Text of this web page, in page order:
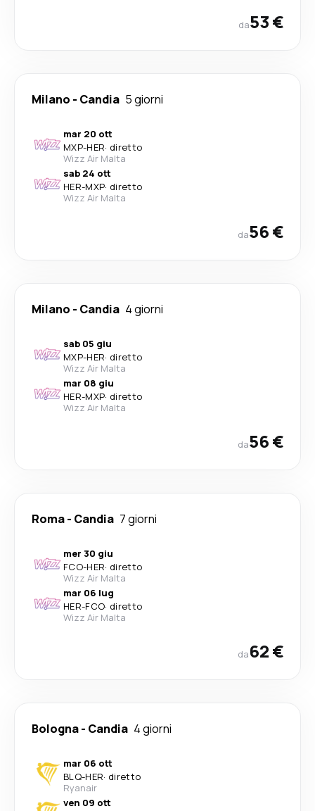
da53 €
Milano - Candia 5 giorni
mar 20 ott
MXP-HER· diretto
Wizz Air Malta
sab 24 ott
HER-MXP· diretto
Wizz Air Malta
da56 €
Milano - Candia 4 giorni
sab 05 giu
MXP-HER· diretto
Wizz Air Malta
mar 08 giu
HER-MXP· diretto
Wizz Air Malta
da56 €
Roma- Candia 7 giorni
mer 30 giu
FCO-HER· diretto
Wizz Air Malta
mar 06 lug
HER-FCO· diretto
Wizz Air Malta
da62 €
Bologna- Candia 4 giorni
mar 06 ott
BLQ-HER· diretto
Ryanair
ven 09 ott